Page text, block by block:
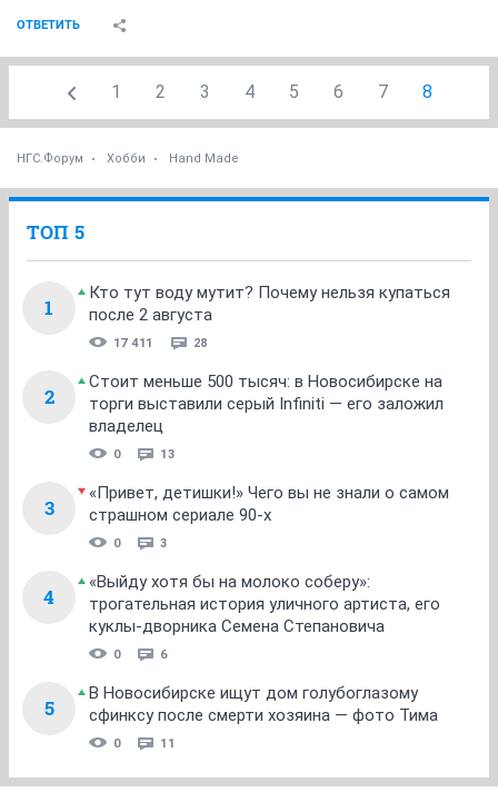
ОТВЕТИТЬ
1 2 3 4 5 6 7 8
НГС.Форум Хобби Hand Made
ТОП 5
1
Кто тут воду мутит? Почему нельзя купаться
после 2 августа
17 411 28
2
Стоит меньше 500 тысяч: в Новосибирске на
торги выставили серый Infiniti — его заложил
владелец
0 13
3
«Привет, детишки!» Чего вы не знали о самом
страшном сериале 90-х
0 3
4
«Выйду хотя бы на молоко соберу»:
трогательная история уличного артиста, его
куклы-дворника Семена Степановича
0 6
5
В Новосибирске ищут дом голубоглазому
сфинксу после смерти хозяина — фото Тима
0 11